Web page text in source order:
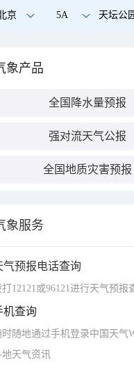
京 5A 天坛公
象产品
全国降水量预报
强对流天气公报
全国地质灾害预报
象服务
气预报电话查询
打12121或96121进行天气预报
机查询
时随地通过手机登录中国天气
地天气资讯